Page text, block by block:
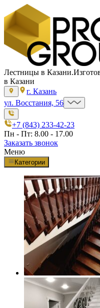
Лестницы в Казани.
в Казани
г. Казань
ул. Восстания, 56
+7 (843) 233-42-23
Пн - Пт: 8.00 - 17.00
Заказать звонок
Меню
Категории